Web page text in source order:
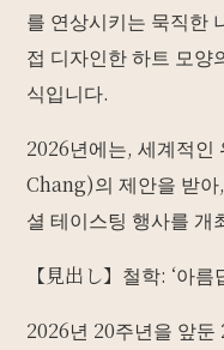
를 연상시키는 묵직한
접 디자인한 하트 모양
식입니다.
2026년에는, 세계적
Chang)의 제안을 받
셜 테이스팅 행사를 개
【見出し】철학: ‘아
2026년 20주년을 앞둔